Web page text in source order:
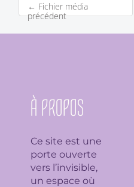
← Fichier média
précédent
À PROPOS
Ce site est une
porte ouverte
vers l’invisible,
un espace où